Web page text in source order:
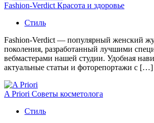
Fashion-Verdict Красота и здоровье
Стиль
Fashion-Verdict — популярный женский
поколения, разработанный лучшими
вебмастерами нашей студии. Удобная
актуальные статьи и фоторепортажи с […]
A Priori Советы косметолога
Стиль